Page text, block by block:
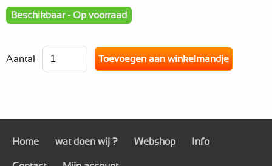
Beschikbaar - Op voorraad
Aantal
Home wat doen wij ? Webshop Info